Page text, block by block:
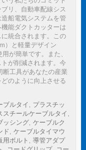
リ、自動車配線シス
船電気システムを管
能ダクトカッターは
統合されます。この
）と軽量デザイン
が簡単です。また、
が削減されます。今
断工具があなたの産業
のように向上させる
ブルタイ , プラスチッ
スチールケーブルタイ ,
ッシング, ケーブルク
ド , ケーブルタイマウ
用ボルト , 導管アダプ